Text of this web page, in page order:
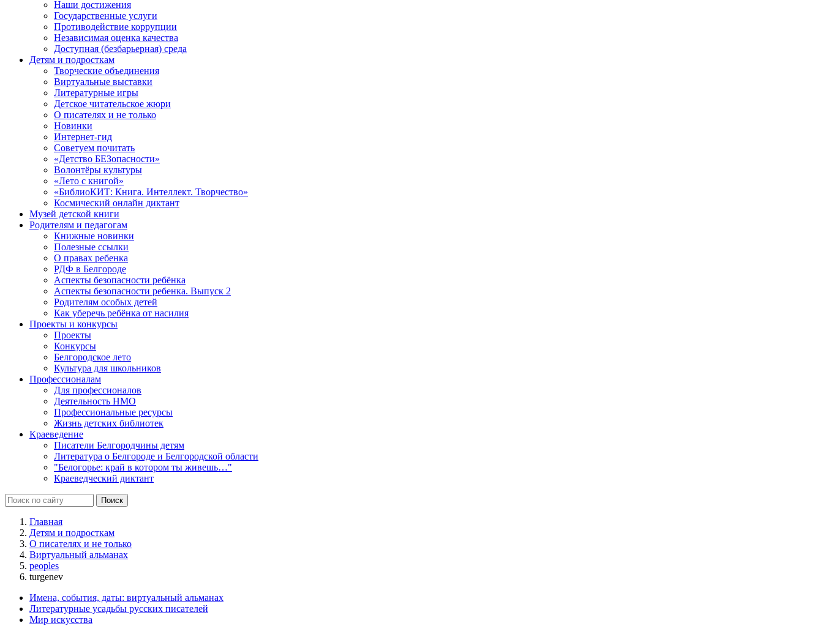
Наши достижения
Государственные услуги
Противодействие коррупции
Независимая оценка качества
Доступная (безбарьерная) среда
Детям и подросткам
Творческие объединения
Виртуальные выставки
Литературные игры
Детское читательское жюри
О писателях и не только
Новинки
Интернет-гид
Советуем почитать
«Детство БЕЗопасности»
Волонтёры культуры
«Лето с книгой»
«БиблиоКИТ: Книга. Интеллект. Творчество»
Космический онлайн диктант
Музей детской книги
Родителям и педагогам
Книжные новинки
Полезные ссылки
О правах ребенка
РДФ в Белгороде
Аспекты безопасности ребёнка
Аспекты безопасности ребенка. Выпуск 2
Родителям особых детей
Как уберечь ребёнка от насилия
Проекты и конкурсы
Проекты
Конкурсы
Белгородское лето
Культура для школьников
Профессионалам
Для профессионалов
Деятельность НМО
Профессиональные ресурсы
Жизнь детских библиотек
Краеведение
Писатели Белгородчины детям
Литература о Белгороде и Белгородской области
"Белогорье: край в котором ты живешь…"
Краеведческий диктант
Главная
Детям и подросткам
О писателях и не только
Виртуальный альманах
peoples
turgenev
Имена, события, даты: виртуальный альманах
Литературные усадьбы русских писателей
Мир искусства